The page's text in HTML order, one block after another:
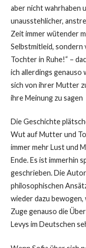
aber nicht wahrhaben
unausstehlicher,
Zeit immer wütender
Selbstmitleid, sondern
Tochter in Ruhe!“ –
ich allerdings genauso
sich von ihrer Mutter
ihre Meinung zu sagen
Die Geschichte
Wut auf Mutter und
immer mehr Lust und
Ende. Es ist immerhin
geschrieben. Die
philosophischen
wieder dazu bewogen,
Zuge genauso die
Levys im Deutschen